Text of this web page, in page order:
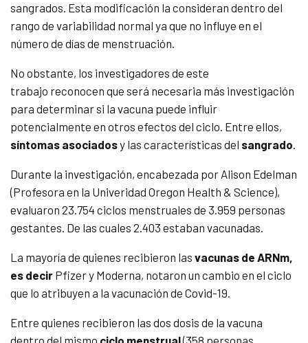
sangrados. Esta modificación la consideran dentro del
rango de variabilidad normal ya que no influye en el
número de días de menstruación.
No obstante, los investigadores de este
trabajo reconocen que será necesaria más investigación
para determinar si la vacuna puede influir
potencialmente en otros efectos del ciclo. Entre ellos,
síntomas asociadosy las características del sangrado.
Durante la investigación, encabezada por Alison Edelman
(Profesora en la Univeridad Oregon Health & Science),
evaluaron 23.754 ciclos menstruales de 3.959 personas
gestantes. De las cuales 2.403 estaban vacunadas.
La mayoría de quienes recibieron las vacunas de ARNm,
es decir Pfizer y Moderna, notaron un cambio en el ciclo
que lo atribuyen a la vacunación de Covid-19.
Entre quienes recibieron las dos dosis de la vacuna